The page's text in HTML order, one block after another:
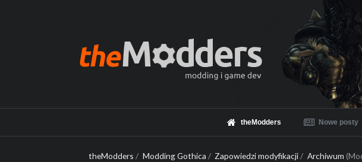
theModders Nowe posty
theModders / Modding Gothica / Zapowiedzi modyfikacji/ Archiwum